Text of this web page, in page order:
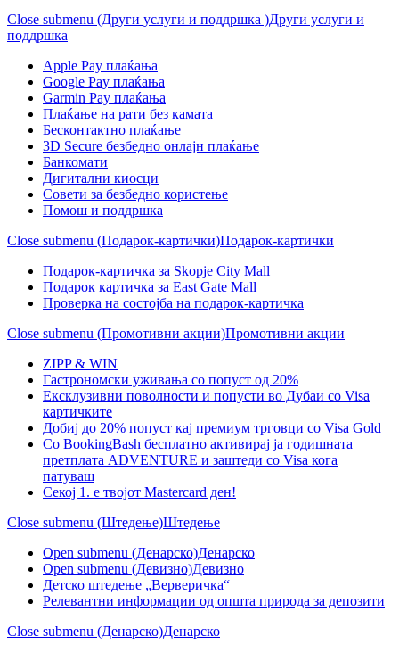
Close submenu (Други услуги и поддршка )Други услуги и
поддршка
Apple Pay плаќања
Google Pay плаќања
Garmin Pay плаќања
Плаќање на рати без камата
Бесконтактно плаќање
3D Secure безбедно онлајн плаќање
Банкомати
Дигитални киосци
Совети за безбедно користење
Помош и поддршка
Close submenu (Подарок-картички)Подарок-картички
Подарок-картичка за Skopje City Mall
Подарок картичка за East Gate Mall
Проверка на состојба на подарок-картичка
Close submenu (Промотивни акции)Промотивни акции
ZIPP & WIN
Гастрономски уживања со попуст од 20%
Eксклузивни поволности и попусти во Дубаи со Visa
картичките
Добиј до 20% попуст кај премиум трговци со Visa Gold
Со BookingBash бесплатно активирај ја годишната
претплата ADVENTURE и заштеди со Visa кога
патуваш
Секој 1. е твојот Mastercard ден!
Close submenu (Штедење)Штедење
Open submenu (Денарско)Денарско
Open submenu (Девизно)Девизно
Детско штедење „Верверичка“
Релевантни информации од општа природа за депозити
Close submenu (Денарско)Денарско